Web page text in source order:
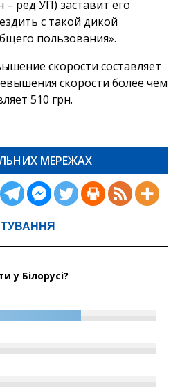
ред УП) заставит его
с такой дикой
пользования».
скорости составляет
скорости более чем
510 грн.
МЕРЕЖАХ
у Білорусі?